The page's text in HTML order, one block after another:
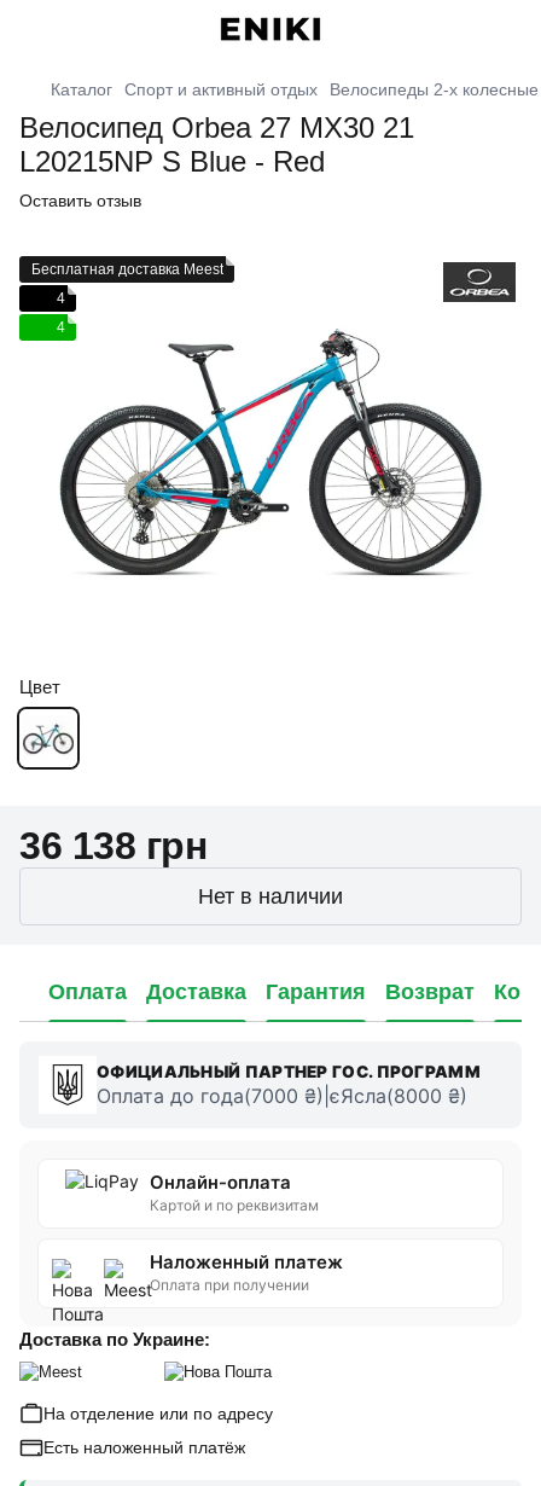
Каталог Спорт и активный отдых Велосипеды 2-х колесные
Велосипед Orbea 27 MX30 21
L20215NP S Blue - Red
Оставить отзыв
Бесплатная доставка Meest
4
4
Цвет
36 138 грн
Нет в наличии
Оплата Доставка Гарантия Возврат
ОФИЦИАЛЬНЫЙ ПАРТНЕР ГОС. ПРОГРАММ
Оплата до года(7000 ₴)|єЯсла(8000 ₴)
Онлайн-оплата
Картой и по реквизитам
Наложенный платеж
Оплата при получении
Доставка по Украине:
На отделение или по адресу
Есть наложенный платёж